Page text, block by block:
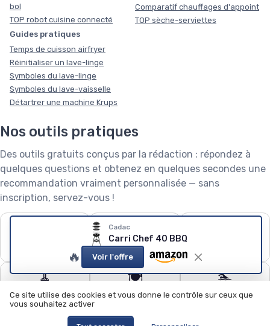
Cadac
Carri Chef 40 BBQ
🔥 Voir l'offre
bol
TOP robot cuisine connecté
Comparatif chauffages d'appoint
TOP sèche-serviettes
Guides pratiques
Temps de cuisson airfryer
Réinitialiser un lave-linge
Symboles du lave-linge
Symboles du lave-vaisselle
Détartrer une machine Krups
Nos outils pratiques
Des outils gratuits conçus par la rédaction : répondez à
quelques questions et obtenez en quelques secondes une
recommandation vraiment personnalisée — sans
inscription, servez-vous !
🧺
Capacité de lave-
linge
🧹
choisir ?
🍽️
vaisselle
🏊
Ce site utilise des cookies et vous donne le contrôle sur ceux que
vous souhaitez activer